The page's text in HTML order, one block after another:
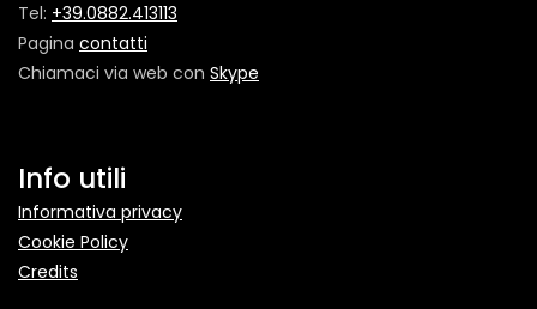
Tel: +39.0882.413113
Pagina contatti
Chiamaci via web con Skype
Info utili
Informativa privacy
Cookie Policy
Credits